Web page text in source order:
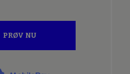
PRØV NU